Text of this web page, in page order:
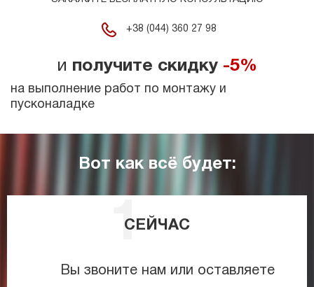
+38 (044) 360 27 98
и получите скидку -5%
на выполнение работ по монтажу и
пусконаладке
Вот как всё будет:
СЕЙЧАС
Вы звоните нам или оставляете